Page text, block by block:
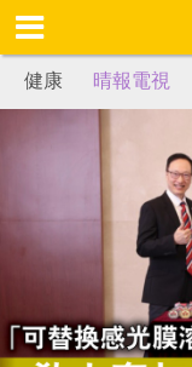
健康 晴報電視